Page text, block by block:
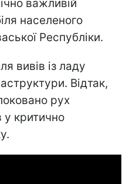
важливій
населеного
Республіки.
вивів із ладу
Відтак,
рух
у критично